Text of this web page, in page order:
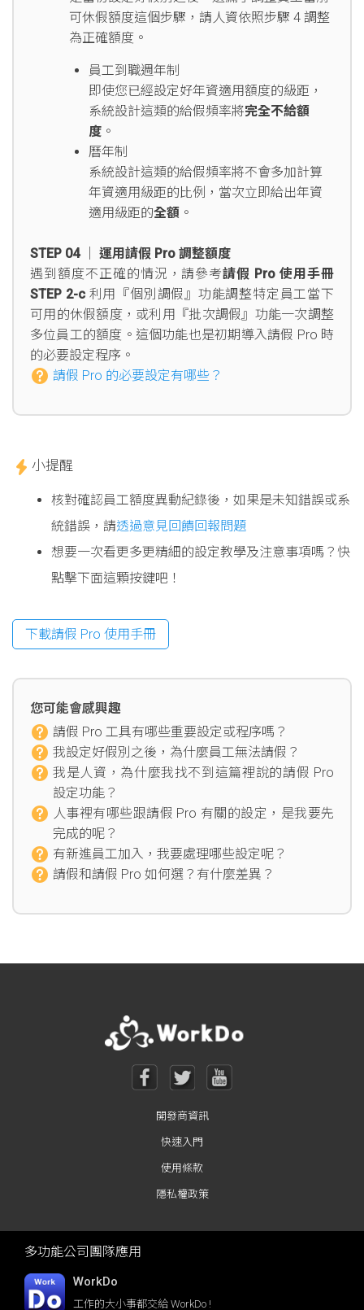
可休假額度這個步驟，請人資依照步驟 4 調整
為正確額度。
員工到職週年制
即使您已經設定好年資適用額度的級距，
系統設計這類的給假頻率將完全不給額
度 。
曆年制
系統設計這類的給假頻率將不會多加計算
年資適用級距的比例，當次立即給出年資
適用級距的全額 。
STEP 04 │ 運用請假 Pro 調整額度
遇到額度不正確的情況，請參考請假 Pro 使用手冊
STEP 2-c 利用『個別調假』功能調整特定員工當下
可用的休假額度，或利用『批次調假』功能一次調整
多位員工的額度。這個功能也是初期導入請假 Pro 時
的必要設定程序。
請假 Pro 的必要設定有哪些？
小提醒
核對確認員工額度異動紀錄後，如果是未知錯誤或系
統錯誤，請透過意見回饋回報問題
想要一次看更多更精細的設定教學及注意事項嗎？快
點擊下面這顆按鍵吧！
下載請假 Pro 使用手冊
您可能會感興趣
請假 Pro 工具有哪些重要設定或程序嗎？
我設定好假別之後，為什麼員工無法請假？
我是人資，為什麼我找不到這篇裡說的請假 Pro
設定功能？
人事裡有哪些跟請假 Pro 有關的設定，是我要先
完成的呢？
有新進員工加入，我要處理哪些設定呢？
請假和請假 Pro 如何選？有什麼差異？
開發商資訊
快速入門
使用條款
隱私權政策
多功能公司團隊應用
WorkDo
工作的大小事都交給 WorkDo !